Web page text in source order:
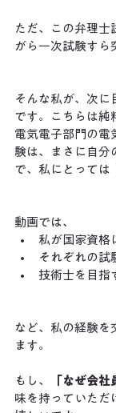
ただ、この弁理士
がら一次試験すら
そんな私が、次に
です。こちらは純
電気電子部門の電
験は、まさに自分
で、私にとっては
動画では、
私が国家資格
それぞれの試
技術士を目指
など、私の経験を
ます。
もし、 「なぜ会
味を持っていただ